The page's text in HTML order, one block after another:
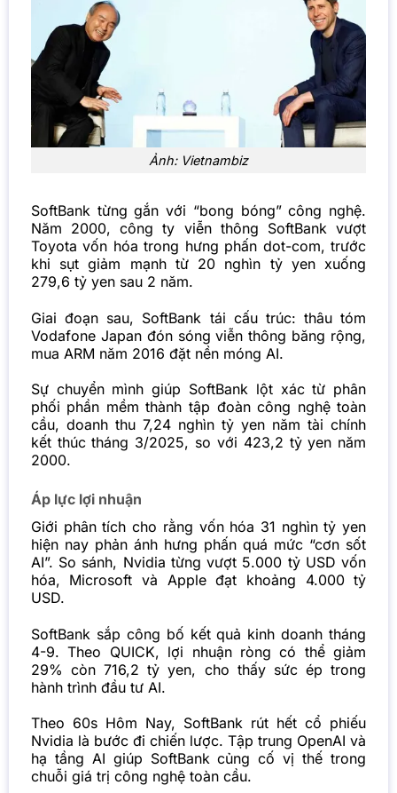
Ảnh: Vietnambiz
SoftBank từng gắn với “bong bóng” công nghệ.
Năm 2000, công ty viễn thông SoftBank vượt
Toyota vốn hóa trong hưng phấn dot-com, trước
khi sụt giảm mạnh từ 20 nghìn tỷ yen xuống
279,6 tỷ yen sau 2 năm.
Giai đoạn sau, SoftBank tái cấu trúc: thâu tóm
Vodafone Japan đón sóng viễn thông băng rộng,
mua ARM năm 2016 đặt nền móng AI.
Sự chuyển mình giúp SoftBank lột xác từ phân
phối phần mềm thành tập đoàn công nghệ toàn
cầu, doanh thu 7,24 nghìn tỷ yen năm tài chính
kết thúc tháng 3/2025, so với 423,2 tỷ yen năm
2000.
Áp lực lợi nhuận
Giới phân tích cho rằng vốn hóa 31 nghìn tỷ yen
hiện nay phản ánh hưng phấn quá mức “cơn sốt
AI”. So sánh, Nvidia từng vượt 5.000 tỷ USD vốn
hóa, Microsoft và Apple đạt khoảng 4.000 tỷ
USD.
SoftBank sắp công bố kết quả kinh doanh tháng
4-9. Theo QUICK, lợi nhuận ròng có thể giảm
29% còn 716,2 tỷ yen, cho thấy sức ép trong
hành trình đầu tư AI.
Theo 60s Hôm Nay, SoftBank rút hết cổ phiếu
Nvidia là bước đi chiến lược. Tập trung OpenAI và
hạ tầng AI giúp SoftBank củng cố vị thế trong
chuỗi giá trị công nghệ toàn cầu.